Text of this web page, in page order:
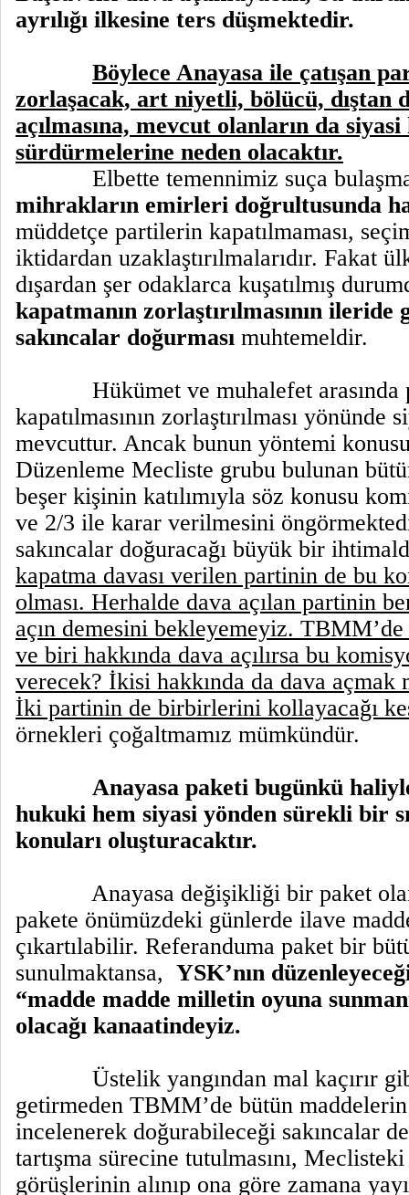
ayrılığı ilkesine ters düşmektedir.
Böylece Anayasa ile çatışan
zorlaşacak, art niyetli, bölücü, dıştan
açılmasına, mevcut olanların da siyasi
sürdürmelerine neden olacaktır.
Elbette temennimiz suça
mihrakların emirleri doğrultusunda
müddetçe partilerin kapatılmaması,
iktidardan uzaklaştırılmalarıdır. Fakat
dışardan şer odaklarca kuşatılmış
kapatmanın zorlaştırılmasının
sakıncalar doğurması muhtemeldir.
Hükümet ve muhalefet
kapatılmasının zorlaştırılması yönünde
mevcuttur. Ancak bunun yöntemi
Düzenleme Mecliste grubu bulunan
beşer kişinin katılımıyla söz konusu
ve 2/3 ile karar verilmesini
sakıncalar doğuracağı büyük bir
kapatma davası verilen partinin de bu
olması. Herhalde dava açılan partinin
açın demesini bekleyemeyiz.
ve biri hakkında dava açılırsa bu
verecek? İkisi hakkında da dava açmak
İki partinin de birbirlerini kollayacağı
örnekleri çoğaltmamız mümkündür.
Anayasa paketi bugünkü
hukuki hem siyasi yönden sürekli bir
konuları oluşturacaktır.
Anayasa değişikliği bir paket
pakete önümüzdeki günlerde ilave
çıkartılabilir. Referanduma paket bir
sunulmaktansa, YSK’nın
“madde madde milletin oyuna
olacağı kanaatindeyiz.
Üstelik yangından mal kaçırır
getirmeden TBMM’de bütün maddelerin
incelenerek doğurabileceği sakıncalar
tartışma sürecine tutulmasını,
görüşlerinin alınıp ona göre zamana